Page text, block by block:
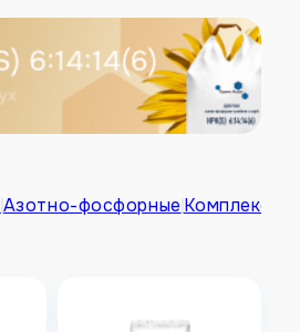
Азотно-фосфорные